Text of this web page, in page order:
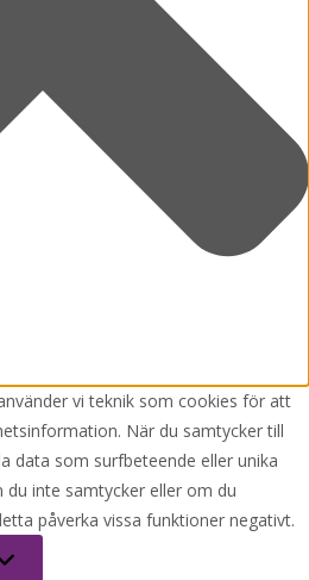
vi teknik som cookies för att
När du samtycker till
data som surfbeteende eller unika
du inte samtycker eller om du
påverka vissa funktioner negativt.